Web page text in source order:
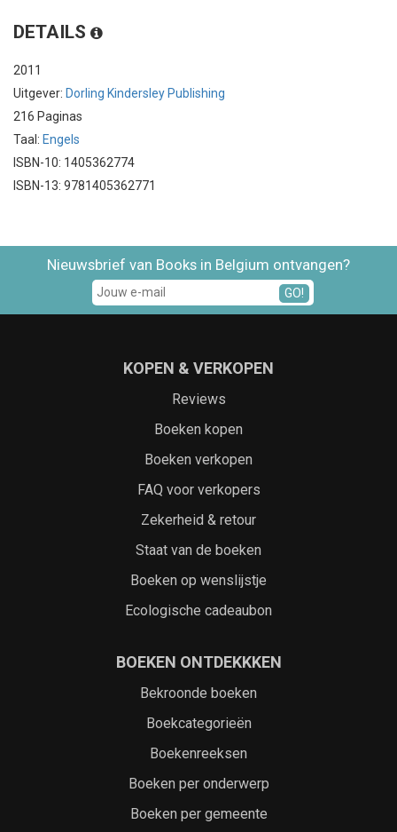
DETAILS
2011
Uitgever: Dorling Kindersley Publishing
216 Paginas
Taal: Engels
ISBN-10: 1405362774
ISBN-13: 9781405362771
Nieuwsbrief van Books in Belgium ontvangen?
GO!
KOPEN & VERKOPEN
Reviews
Boeken kopen
Boeken verkopen
FAQ voor verkopers
Zekerheid & retour
Staat van de boeken
Boeken op wenslijstje
Ecologische cadeaubon
BOEKEN ONTDEKKKEN
Bekroonde boeken
Boekcategorieën
Boekenreeksen
Boeken per onderwerp
Boeken per gemeente